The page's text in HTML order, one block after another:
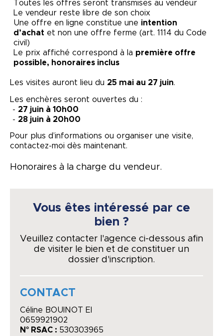
Toutes les offres seront transmises au vendeur
Le vendeur reste libre de son choix
Une offre en ligne constitue une intention
d’achat et non une offre ferme (art. 1114 du Code
civil)
Le prix affiché correspond à la première offre
possible, honoraires inclus
Les visites auront lieu du 25 mai au 27 juin.
Les enchères seront ouvertes du :
- 27 juin à 10h00
- 28 juin à 20h00
Pour plus d’informations ou organiser une visite,
contactez-moi dès maintenant.
Honoraires à la charge du vendeur.
Vous êtes intéressé par ce
bien ?
Veuillez contacter l'agence ci-dessous afin
de visiter le bien et de constituer un
dossier d'inscription.
CONTACT
Céline BOUINOT EI
0659921902
N° RSAC : 530303965